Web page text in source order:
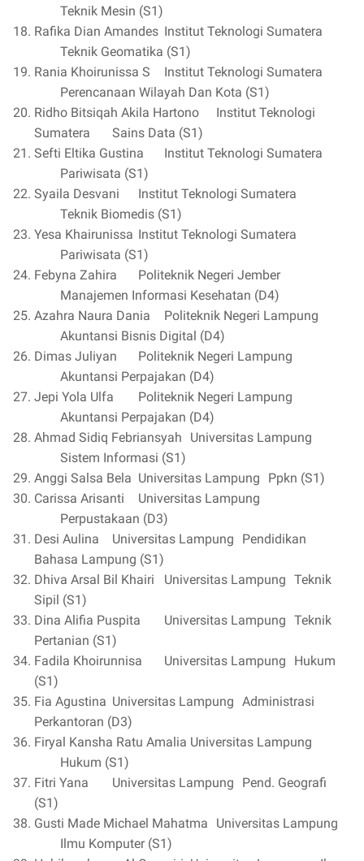
Teknik Mesin (S1)
Rafika Dian Amandes Institut Teknologi Sumatera
Teknik Geomatika (S1)
Rania Khoirunissa S
Institut Teknologi Sumatera
Perencanaan Wilayah Dan Kota (S1)
Ridho Bitsiqah Akila Hartono
Institut Teknologi
Sumatera
Sains Data (S1)
Sefti Eltika Gustina
Institut Teknologi Sumatera
Pariwisata (S1)
Syaila Desvani
Institut Teknologi Sumatera
Teknik Biomedis (S1)
Yesa Khairunissa Institut Teknologi Sumatera
Pariwisata (S1)
Febyna Zahira
Politeknik Negeri Jember
Manajemen Informasi Kesehatan (D4)
Azahra Naura Dania
Politeknik Negeri Lampung
Akuntansi Bisnis Digital (D4)
Dimas Juliyan
Politeknik Negeri Lampung
Akuntansi Perpajakan (D4)
Jepi Yola Ulfa
Politeknik Negeri Lampung
Akuntansi Perpajakan (D4)
Ahmad Sidiq Febriansyah
Universitas Lampung
Sistem Informasi (S1)
Anggi Salsa Bela Universitas Lampung
Ppkn (S1)
Carissa Arisanti
Universitas Lampung
Perpustakaan (D3)
Desi Aulina
Universitas Lampung
Pendidikan
Bahasa Lampung (S1)
Dhiva Arsal Bil Khairi
Universitas Lampung Teknik
Sipil (S1)
Dina Alifia Puspita
Universitas Lampung Teknik
Pertanian (S1)
Fadila Khoirunnisa
Universitas Lampung
Hukum
(S1)
Fia Agustina Universitas Lampung Administrasi
Perkantoran (D3)
Firyal Kansha Ratu Amalia Universitas Lampung
Hukum (S1)
Fitri Yana
Universitas Lampung
Pend. Geografi
(S1)
Gusti Made Michael Mahatma
Universitas Lampung
Ilmu Komputer (S1)